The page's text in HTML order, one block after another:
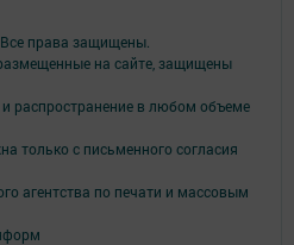
права защищены.
на сайте, защищены
и распространение в любом объеме
только с письменного согласия
агентства по печати и массовым